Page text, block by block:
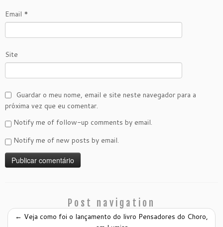
Email *
Site
Guardar o meu nome, email e site neste navegador para a
próxima vez que eu comentar.
Notify me of follow-up comments by email.
Notify me of new posts by email.
Post navigation
← Veja como foi o lançamento do livro Pensadores do Choro,